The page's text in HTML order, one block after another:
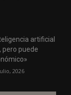
artificial
pero puede
2026